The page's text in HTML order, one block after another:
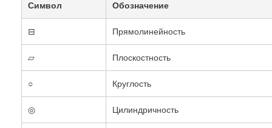
Символ Обозначение
⊟ Прямолинейность
▱ Плоскостность
○ Круглость
◎ Цилиндричность